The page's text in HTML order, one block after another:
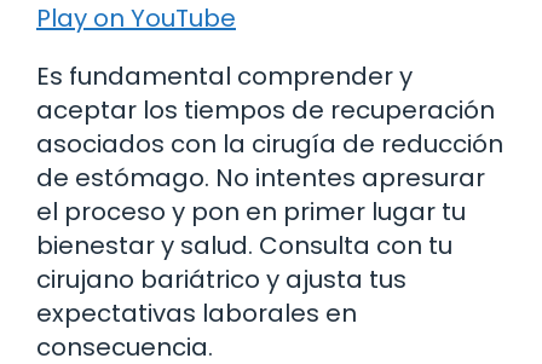
Play on YouTube
Es fundamental comprender y
aceptar los tiempos de recuperación
asociados con la cirugía de reducción
de estómago. No intentes apresurar
el proceso y pon en primer lugar tu
bienestar y salud. Consulta con tu
cirujano bariátrico y ajusta tus
expectativas laborales en
consecuencia.